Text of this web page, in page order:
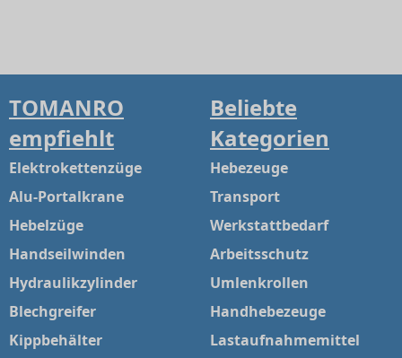
TOMANRO
empfiehlt
Elektrokettenzüge
Alu-Portalkrane
Hebelzüge
Handseilwinden
Hydraulikzylinder
Blechgreifer
Kippbehälter
Beliebte
Kategorien
Hebezeuge
Transport
Werkstattbedarf
Arbeitsschutz
Umlenkrollen
Handhebezeuge
Lastaufnahmemittel